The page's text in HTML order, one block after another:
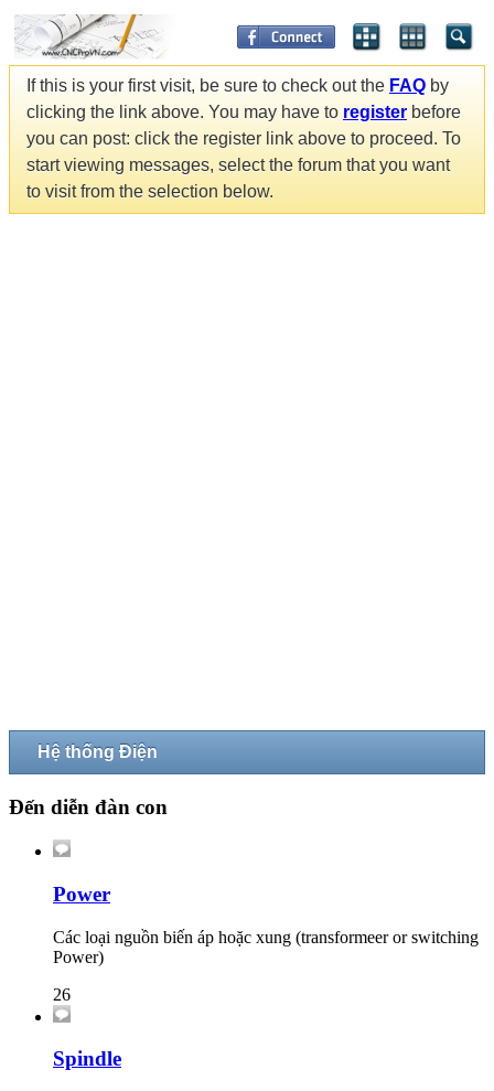
If this is your first visit, be sure to check out the FAQ by
clicking the link above. You may have to register before
you can post: click the register link above to proceed. To
start viewing messages, select the forum that you want
to visit from the selection below.
Hệ thống Điện
Đến diễn đàn con
Power
Các loại nguồn biến áp hoặc xung (transformeer or switching
Power)
26
Spindle